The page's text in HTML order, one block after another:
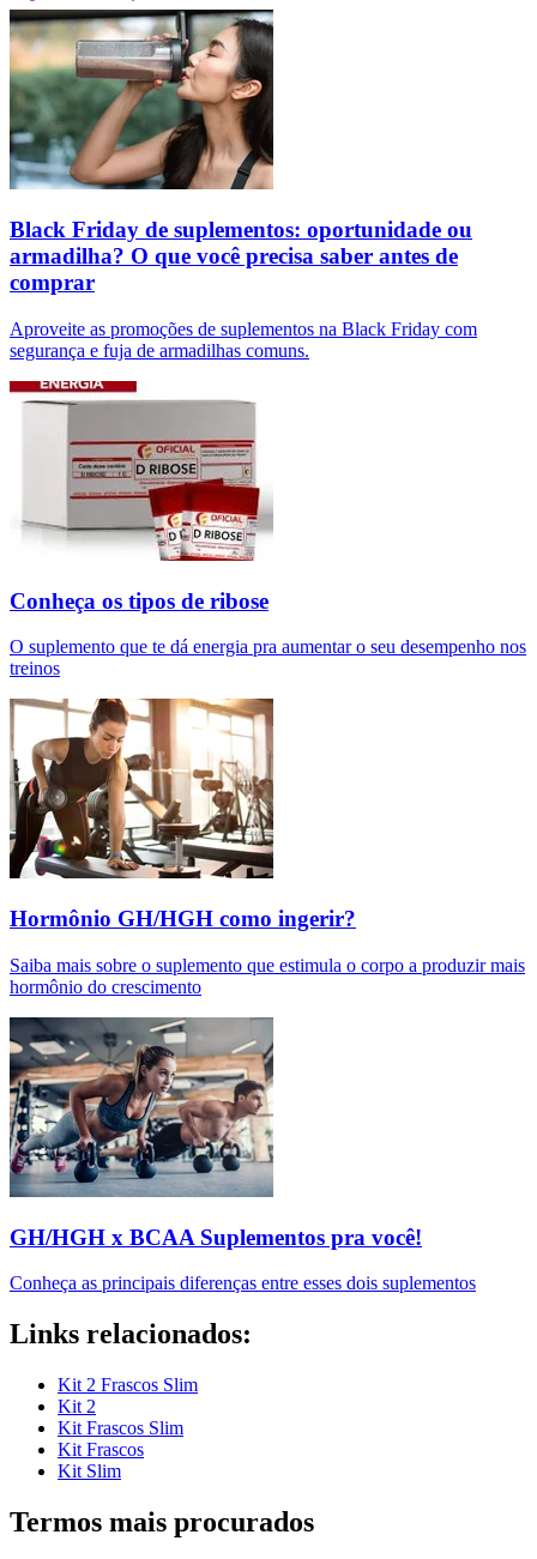
Black Friday de suplementos: oportunidade ou
armadilha? O que você precisa saber antes de
comprar
Aproveite as promoções de suplementos na Black Friday com
segurança e fuja de armadilhas comuns.
Conheça os tipos de ribose
O suplemento que te dá energia pra aumentar o seu desempenho nos
treinos
Hormônio GH/HGH como ingerir?
Saiba mais sobre o suplemento que estimula o corpo a produzir mais
hormônio do crescimento
GH/HGH x BCAA Suplementos pra você!
Conheça as principais diferenças entre esses dois suplementos
Links relacionados:
Kit 2 Frascos Slim
Kit 2
Kit Frascos Slim
Kit Frascos
Kit Slim
Termos mais procurados